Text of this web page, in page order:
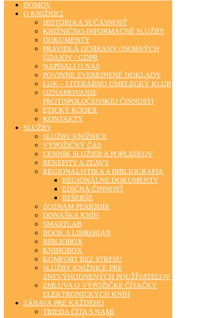
DOMOV
O KNIŽNICI
HISTÓRIA A SÚČASNOSŤ
KNIŽNIČNO-INFORMAČNÉ SLUŽBY
DOKUMENTY
PRAVIDLÁ OCHRANY OSOBNÝCH
ÚDAJOV / GDPR
NAPÍSALI O NÁS
POVINNE ZVEREJNENÉ DOKLADY
LUK – LITERÁRNO UMELECKÝ KLUB
OZNAMOVANIE
PROTISPOLOČENSKEJ ČINNOSTI
ETICKÝ KÓDEX
KONTAKTY
SLUŽBY
SLUŽBY KNIŽNICE
VÝPOŽIČNÝ ČAS
CENNÍK SLUŽIEB A POPLATKOV
BENEFITY A ZĽAVY
REGIONALISTIKA A BIBLIOGRAFIA
REGIONÁLNE DOKUMENTY
EDIČNÁ ČINNOSŤ
REŠERŠE
ZOZNAM PERIODÍK
DONÁŠKA KNÍH
SMARTLAB
BOOK A LIBRERIAN
BIBLIOBOX
KNIHOBOX
KOMFORT BEZ STRESU
SLUŽBY KNIŽNICE PRE
ZNEVÝHODNENÝCH POUŽÍVATEĽOV
ZMLUVA O VÝPOŽIČKE ČÍTAČKY
ELEKTRONICKÝCH KNÍH
ZÁBAVA PRE KAŽDÉHO
TRIEDA ČÍTA S NAMI